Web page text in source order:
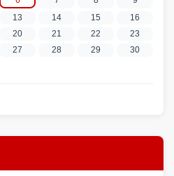
13 14 15
16
20 21 22
23
27 28 29
30